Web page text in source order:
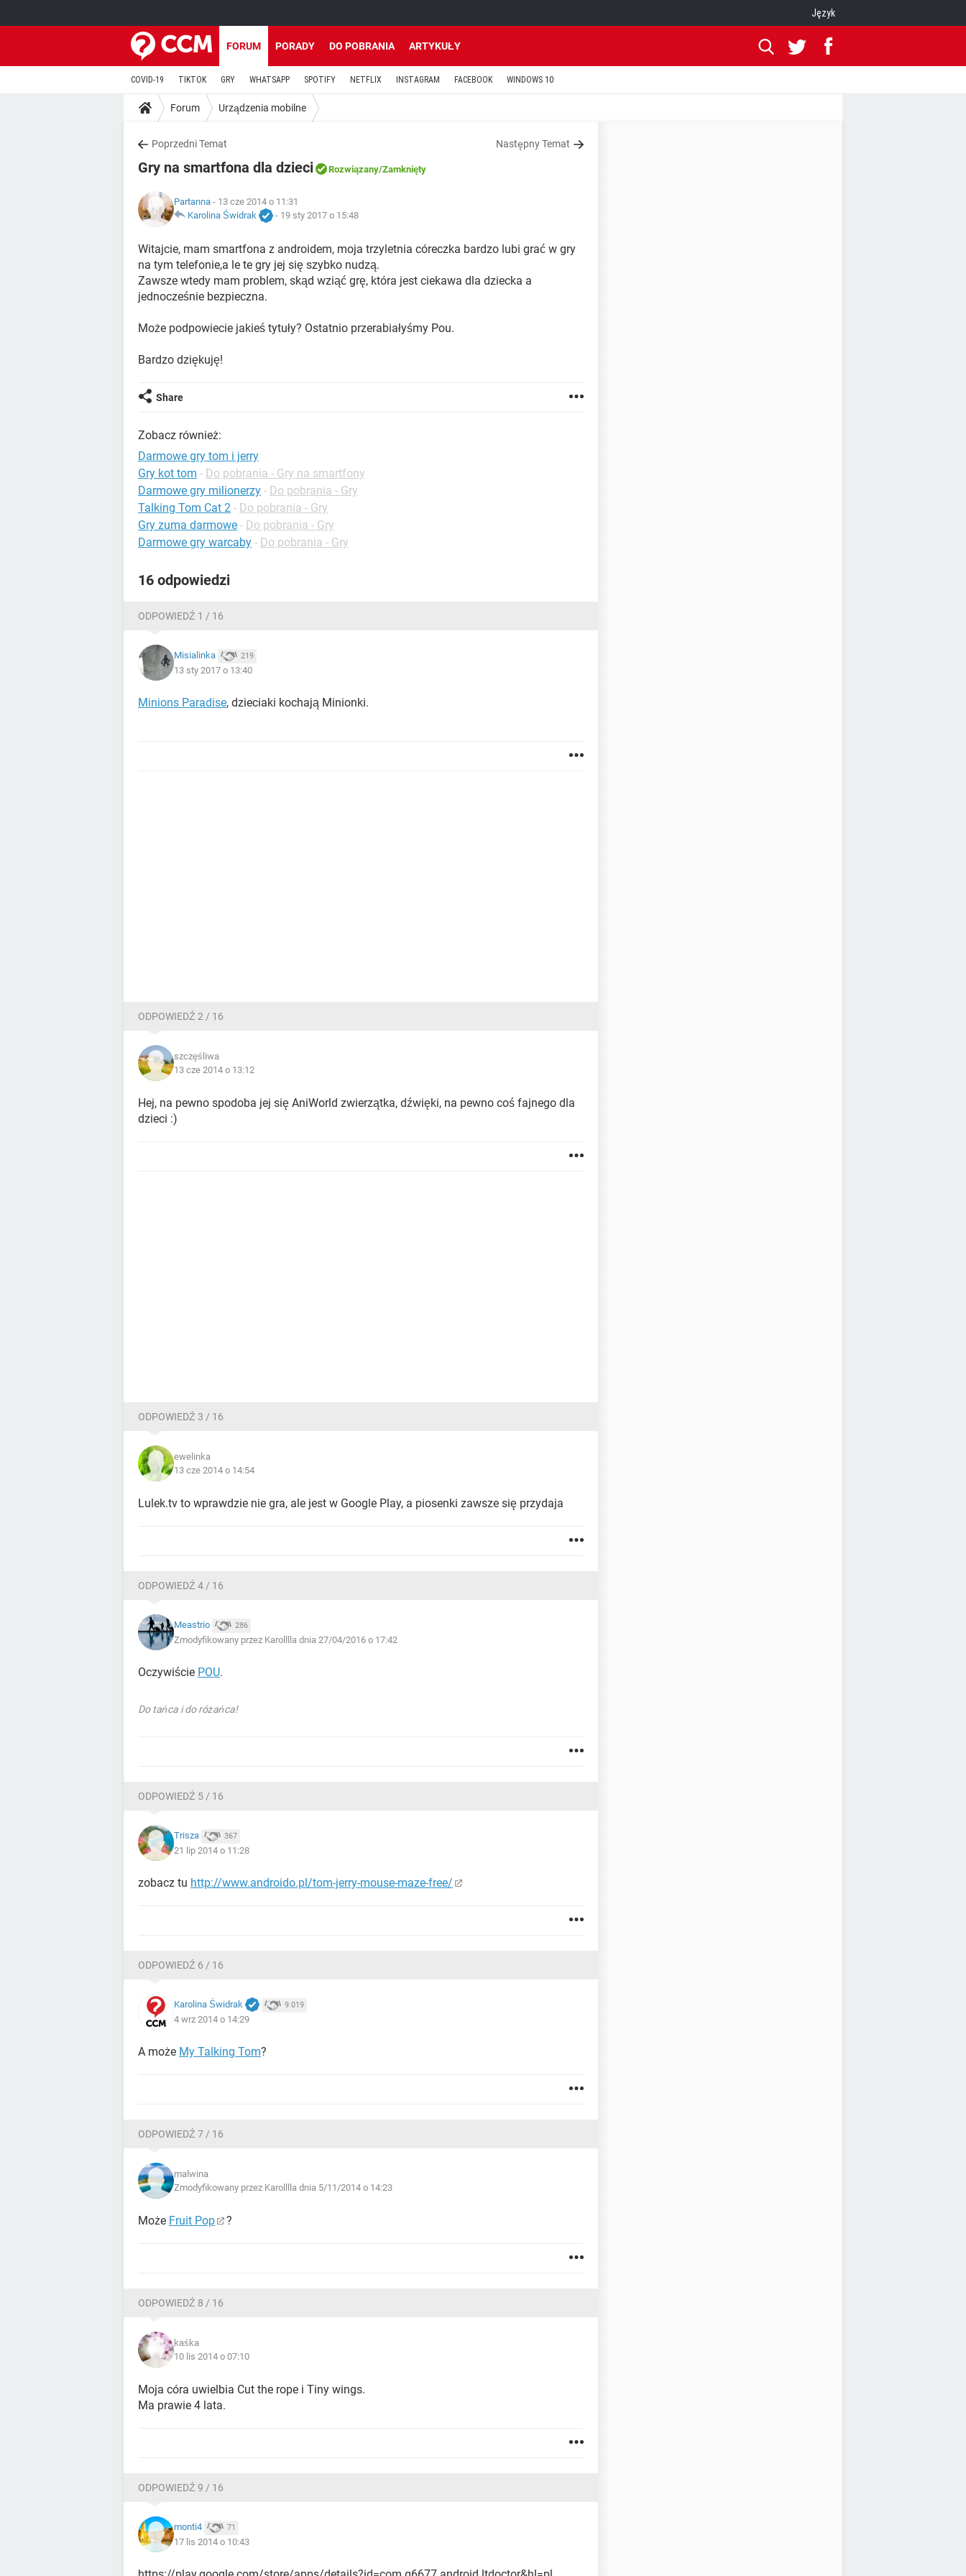
Język
FORUM PORADY DO POBRANIA ARTYKUŁY
COVID-19 TIKTOK GRY WHATSAPP SPOTIFY NETFLIX INSTAGRAM FACEBOOK WINDOWS 10
Forum Urządzenia mobilne
Poprzedni Temat Następny Temat
Gry na smartfona dla dzieci Rozwiązany/Zamknięty
Partanna - 13 cze 2014 o 11:31
Karolina Świdrak
- 19 sty 2017 o 15:48
Witajcie, mam smartfona z androidem, moja trzyletnia córeczka bardzo lubi grać w gry
na tym telefonie,a le te gry jej się szybko nudzą.
Zawsze wtedy mam problem, skąd wziąć grę, która jest ciekawa dla dziecka a
jednocześnie bezpieczna.
Może podpowiecie jakieś tytuły? Ostatnio przerabiałyśmy Pou.
Bardzo dziękuję!
Share
Zobacz również:
Darmowe gry tom i jerry
Gry kot tom - Do pobrania - Gry na smartfony
Darmowe gry milionerzy - Do pobrania - Gry
Talking Tom Cat 2 - Do pobrania - Gry
Gry zuma darmowe - Do pobrania - Gry
Darmowe gry warcaby - Do pobrania - Gry
16 odpowiedzi
ODPOWIEDŹ 1 / 16
Misialinka 219
13 sty 2017 o 13:40
Minions Paradise, dzieciaki kochają Minionki.
ODPOWIEDŹ 2 / 16
szczęśliwa
13 cze 2014 o 13:12
Hej, na pewno spodoba jej się AniWorld zwierzątka, dźwięki, na pewno coś fajnego dla
dzieci :)
ODPOWIEDŹ 3 / 16
ewelinka
13 cze 2014 o 14:54
Lulek.tv to wprawdzie nie gra, ale jest w Google Play, a piosenki zawsze się przydaja
ODPOWIEDŹ 4 / 16
Meastrio 286
Zmodyfikowany przez Karolllla dnia 27/04/2016 o 17:42
Oczywiście POU.
Do tańca i do różańca!
ODPOWIEDŹ 5 / 16
Trisza 367
21 lip 2014 o 11:28
zobacz tu http://www.androido.pl/tom-jerry-mouse-maze-free/
ODPOWIEDŹ 6 / 16
Karolina Świdrak 9 019
4 wrz 2014 o 14:29
A może My Talking Tom?
ODPOWIEDŹ 7 / 16
malwina
Zmodyfikowany przez Karolllla dnia 5/11/2014 o 14:23
Może Fruit Pop ?
ODPOWIEDŹ 8 / 16
kaśka
10 lis 2014 o 07:10
Moja córa uwielbia Cut the rope i Tiny wings.
Ma prawie 4 lata.
ODPOWIEDŹ 9 / 16
monti4 71
17 lis 2014 o 10:43